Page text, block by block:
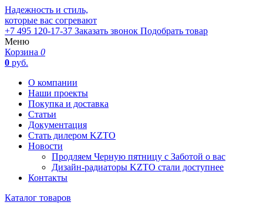
Надежность и стиль,
которые вас согревают
+7 495 120-17-37 Заказать звонок Подобрать товар
Меню
Корзина 0
0 руб.
О компании
Наши проекты
Покупка и доставка
Статьи
Документация
Стать дилером KZTO
Новости
Продляем Черную пятницу с Заботой о вас
Дизайн-радиаторы KZTO стали доступнее
Контакты
Каталог товаров